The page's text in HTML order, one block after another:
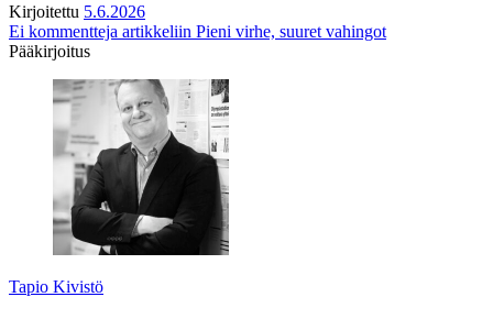
Kirjoitettu 5.6.2026
Ei kommentteja artikkeliin Pieni virhe, suuret vahingot
Pääkirjoitus
Tapio Kivistö